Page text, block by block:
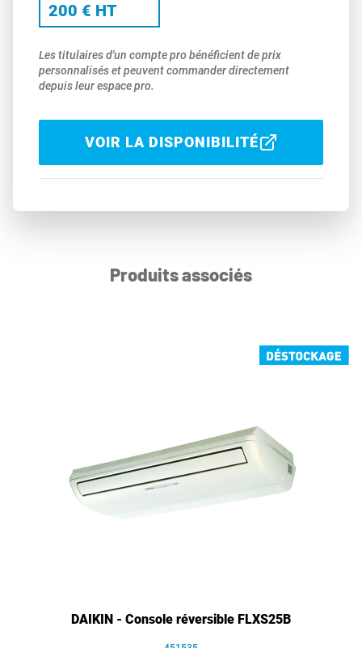
200 € HT
Les titulaires d'un compte pro bénéficient de prix
personnalisés et peuvent commander directement
depuis leur espace pro.
VOIR LA DISPONIBILITÉ
Produits associés
DAIKIN - Console réversible FLXS25B